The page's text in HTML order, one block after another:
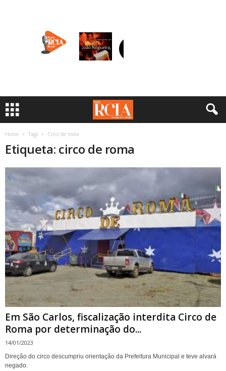
Home Tags Circo de roma
Etiqueta: circo de roma
Em São Carlos, fiscalização interdita Circo de
Roma por determinação do...
14/01/2023
Direção do circo descumpriu orientação da Prefeitura Municipal e teve alvará
negado.